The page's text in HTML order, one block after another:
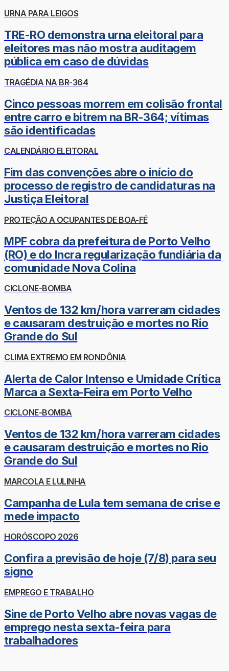
URNA PARA LEIGOS
TRE-RO demonstra urna eleitoral para
eleitores mas não mostra auditagem
pública em caso de dúvidas
TRAGÉDIA NA BR-364
Cinco pessoas morrem em colisão frontal
entre carro e bitrem na BR-364; vítimas
são identificadas
CALENDÁRIO ELEITORAL
Fim das convenções abre o início do
processo de registro de candidaturas na
Justiça Eleitoral
PROTEÇÃO A OCUPANTES DE BOA-FÉ
MPF cobra da prefeitura de Porto Velho
(RO) e do Incra regularização fundiária da
comunidade Nova Colina
CICLONE-BOMBA
Ventos de 132 km/hora varreram cidades
e causaram destruição e mortes no Rio
Grande do Sul
CLIMA EXTREMO EM RONDÔNIA
Alerta de Calor Intenso e Umidade Crítica
Marca a Sexta-Feira em Porto Velho
CICLONE-BOMBA
Ventos de 132 km/hora varreram cidades
e causaram destruição e mortes no Rio
Grande do Sul
MARCOLA E LULINHA
Campanha de Lula tem semana de crise e
mede impacto
HORÓSCOPO 2026
Confira a previsão de hoje (7/8) para seu
signo
EMPREGO E TRABALHO
Sine de Porto Velho abre novas vagas de
emprego nesta sexta-feira para
trabalhadores